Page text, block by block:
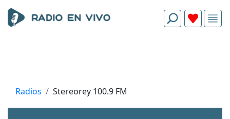
Radios Stereorey 100.9 FM